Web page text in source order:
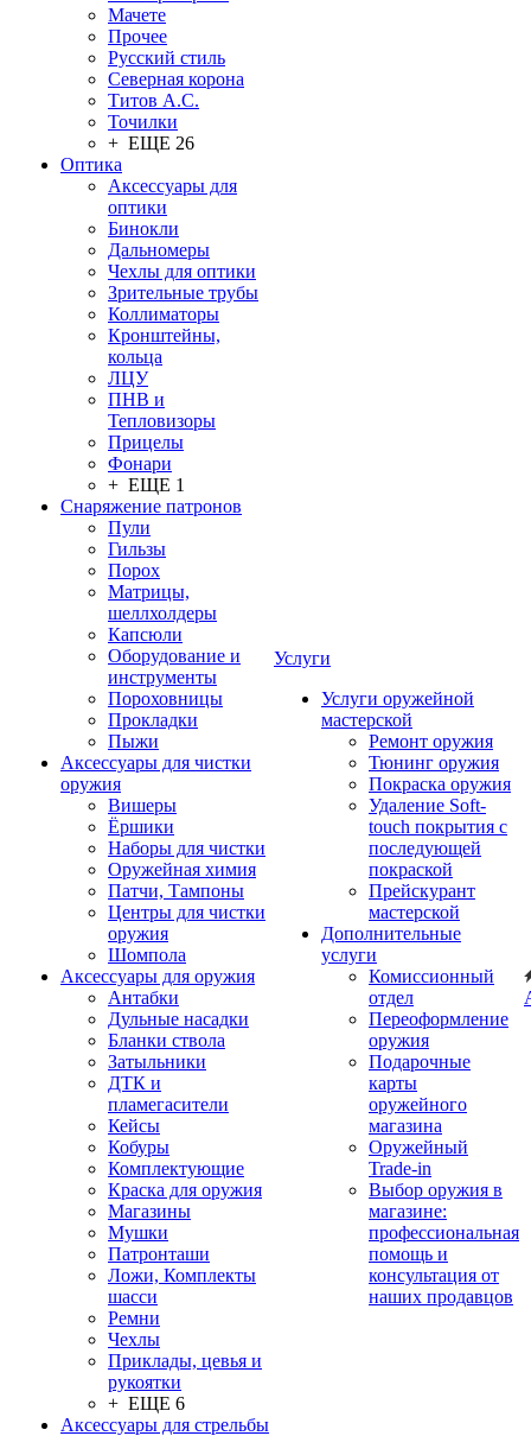
Мачете
Прочее
Русский стиль
Северная корона
Титов А.С.
Точилки
+ ЕЩЕ 26
Оптика
Аксессуары для
оптики
Бинокли
Дальномеры
Чехлы для оптики
Зрительные трубы
Коллиматоры
Кронштейны,
кольца
ЛЦУ
ПНВ и
Тепловизоры
Прицелы
Фонари
+ ЕЩЕ 1
Снаряжение патронов
Пули
Гильзы
Порох
Матрицы,
шеллхолдеры
Капсюли
Оборудование и
инструменты
Пороховницы
Прокладки
Пыжи
Аксессуары для чистки
оружия
Вишеры
Ёршики
Наборы для чистки
Оружейная химия
Патчи, Тампоны
Центры для чистки
оружия
Шомпола
Аксессуары для оружия
Антабки
Дульные насадки
Бланки ствола
Затыльники
ДТК и
пламегасители
Кейсы
Кобуры
Комплектующие
Краска для оружия
Магазины
Мушки
Патронташи
Ложи, Комплекты
шасси
Ремни
Чехлы
Приклады, цевья и
рукоятки
+ ЕЩЕ 6
Аксессуары для стрельбы
Услуги
Услуги оружейной
мастерской
Ремонт оружия
Тюнинг оружия
Покраска оружия
Удаление Soft-
touch покрытия с
последующей
покраской
Прейскурант
мастерской
Дополнительные
услуги
Комиссионный
отдел
Переоформление
оружия
Подарочные
карты
оружейного
магазина
Оружейный
Trade-in
Выбор оружия в
магазине:
профессиональная
помощь и
консультация от
наших продавцов